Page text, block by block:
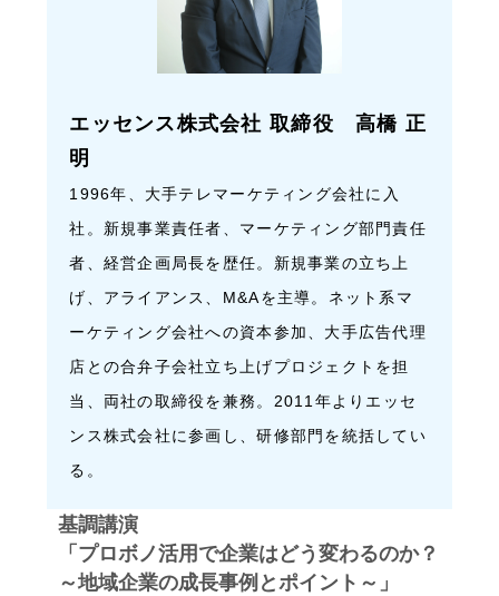
エッセンス株式会社 取締役 高橋 正
明
1996年、大手テレマーケティング会社に入
社。新規事業責任者、マーケティング部門責任
者、経営企画局長を歴任。新規事業の立ち上
げ、アライアンス、M&Aを主導。ネット系マ
ーケティング会社への資本参加、大手広告代理
店との合弁子会社立ち上げプロジェクトを担
当、両社の取締役を兼務。2011年よりエッセ
ンス株式会社に参画し、研修部門を統括してい
る。
基調講演
「プロボノ活用で企業はどう変わるのか？
～地域企業の成長事例とポイント～」